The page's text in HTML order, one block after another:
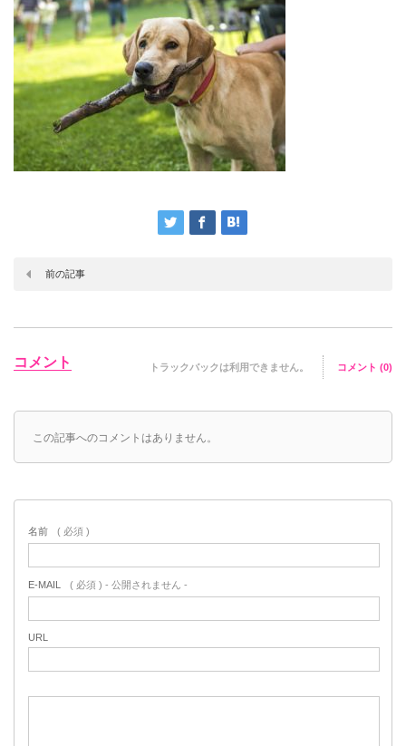
前の記事
コメント トラックバックは利用できません。 コメント (0)
この記事へのコメントはありません。
名前 ( 必須 )
E-MAIL ( 必須 ) - 公開されません -
URL